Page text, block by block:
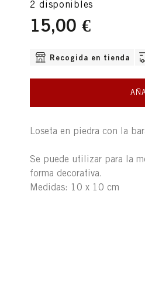
2 disponibles
15,00 €
OPCIONES DE ENVÍO
Recogida en tienda
Loseta en piedra con la
Se puede utilizar para la
forma decorativa.
Medidas: 10 x 10 cm